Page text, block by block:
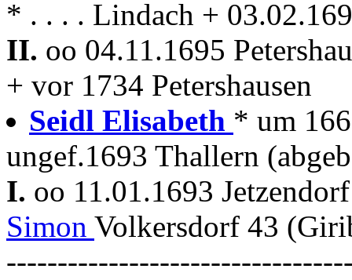
* . . . . Lindach +
II. oo 04.11.1695
+ vor 1734 Petershausen
Seidl Elisabeth * um
ungef.1693 Thallern
I. oo 11.01.1693
Simon Volkersdorf 43